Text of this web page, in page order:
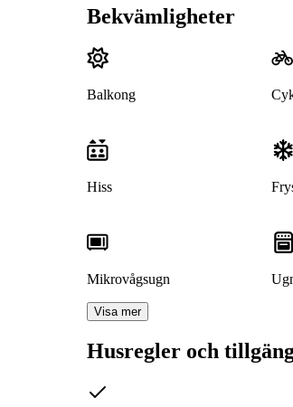
Bekvämligheter
Balkong
Hiss
Mikrovågsugn
Visa mer
Husregler och